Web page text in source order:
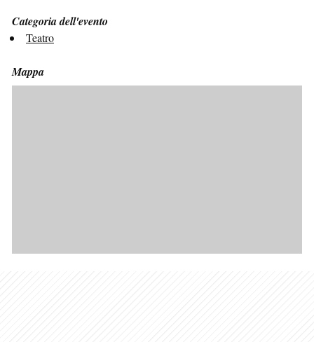
Categoria dell'evento
Teatro
Mappa